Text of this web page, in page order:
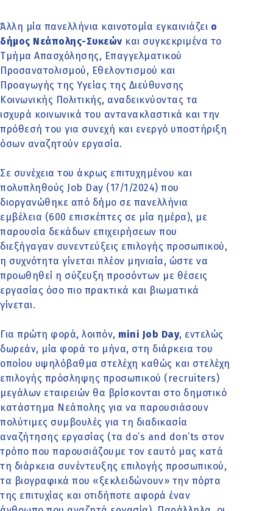
Άλλη μία πανελλήνια καινοτομία εγκαινιάζει ο
δήμος Νεάπολης-Συκεών και συγκεκριμένα το
Τμήμα Απασχόλησης, Επαγγελματικού
Προσανατολισμού, Εθελοντισμού και
Προαγωγής της Υγείας της Διεύθυνσης
Κοινωνικής Πολιτικής, αναδεικνύοντας τα
ισχυρά κοινωνικά του αντανακλαστικά και την
πρόθεσή του για συνεχή και ενεργό υποστήριξη
όσων αναζητούν εργασία.
Σε συνέχεια του άκρως επιτυχημένου και
πολυπληθούς Job Day (17/1/2024) που
διοργανώθηκε από δήμο σε πανελλήνια
εμβέλεια (600 επισκέπτες σε μία ημέρα), με
παρουσία δεκάδων επιχειρήσεων που
διεξήγαγαν συνεντεύξεις επιλογής προσωπικού,
η συχνότητα γίνεται πλέον μηνιαία, ώστε να
προωθηθεί η σύζευξη προσόντων με θέσεις
εργασίας όσο πιο πρακτικά και βιωματικά
γίνεται.
Για πρώτη φορά, λοιπόν, mini Job Day, εντελώς
δωρεάν, μία φορά το μήνα, στη διάρκεια του
οποίου υψηλόβαθμα στελέχη καθώς και στελέχη
επιλογής πρόσληψης προσωπικού (recruiters)
μεγάλων εταιρειών θα βρίσκονται στο δημοτικό
κατάστημα Νεάπολης για να παρουσιάσουν
πολύτιμες συμβουλές για τη διαδικασία
αναζήτησης εργασίας (τα do’s and don’ts στον
τρόπο που παρουσιάζουμε τον εαυτό μας κατά
τη διάρκεια συνέντευξης επιλογής προσωπικού,
τα βιογραφικά που «ξεκλειδώνουν» την πόρτα
της επιτυχίας και οτιδήποτε αφορά έναν